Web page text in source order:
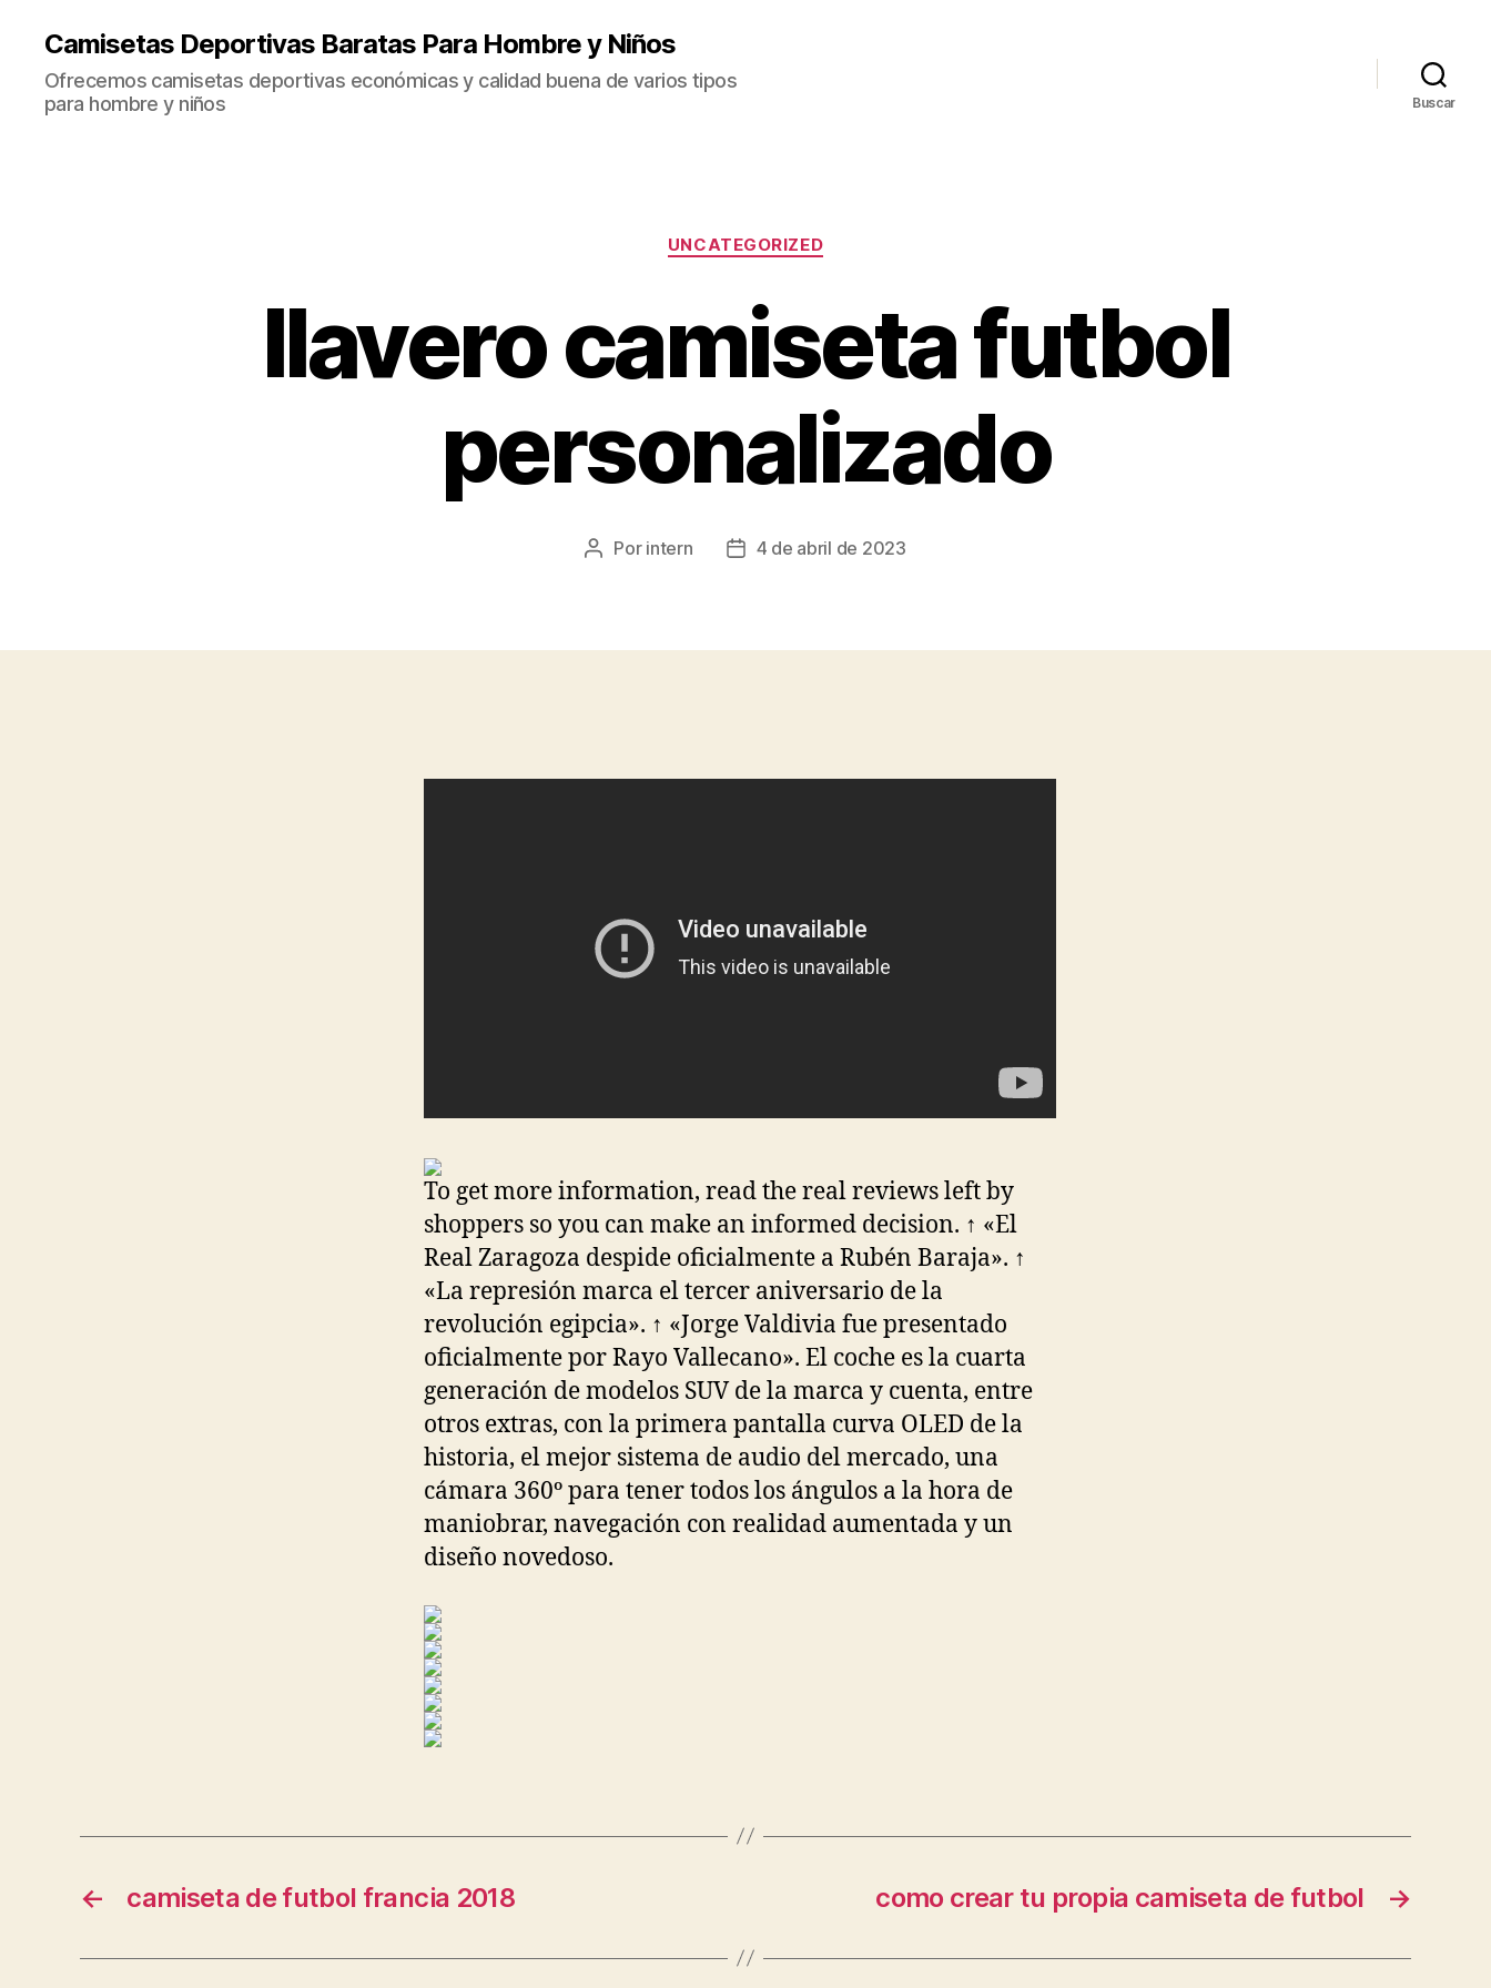
Camisetas Deportivas Baratas Para Hombre y Niños
Ofrecemos camisetas deportivas económicas y calidad buena de varios tipos
para hombre y niños
Buscar
Categorías
UNCATEGORIZED
llavero camiseta futbol
personalizado
Autor
Por intern
Fecha4 de abril de 2023
To get more information, read the real reviews left by
shoppers so you can make an informed decision. ↑ «El
Real Zaragoza despide oficialmente a Rubén Baraja». ↑
«La represión marca el tercer aniversario de la
revolución egipcia». ↑ «Jorge Valdivia fue presentado
oficialmente por Rayo Vallecano». El coche es la cuarta
generación de modelos SUV de la marca y cuenta, entre
otros extras, con la primera pantalla curva OLED de la
historia, el mejor sistema de audio del mercado, una
cámara 360º para tener todos los ángulos a la hora de
maniobrar, navegación con realidad aumentada y un
diseño novedoso.
← camiseta de futbol francia 2018 →
como crear tu propia camiseta de futbol